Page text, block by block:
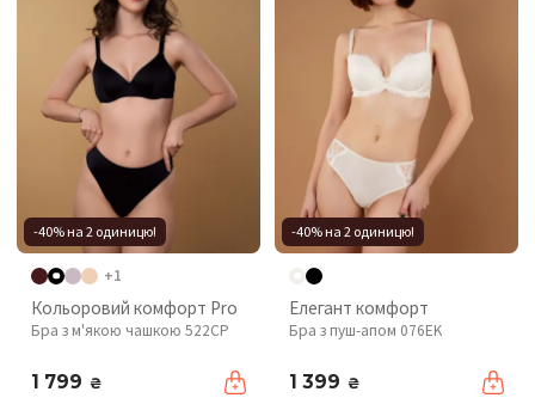
-40% на 2 одиницю!
+1
Кольоровий комфорт Pro
Бра з м'якою чашкою 522CP
1 799 ₴
-40% на 2 одиницю!
Елегант комфорт
Бра з пуш-апом 076EK
1 399 ₴